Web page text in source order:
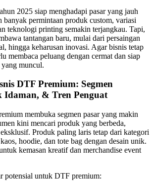
2025 siap menghadapi pasar yang jauh
banyak permintaan produk custom, variasi
teknologi printing semakin terjangkau. Tapi,
tantangan baru, mulai dari persaingan
hingga keharusan inovasi. Agar bisnis tetap
membaca peluang dengan cermat dan siap
yang muncul.
DTF Premium: Segmen
Idaman, & Tren Penguat
membuka segmen pasar yang makin
kini mencari produk yang berbeda,
Produk paling laris tetap dari kategori
hoodie, dan tote bag dengan desain unik.
kemasan kreatif dan merchandise event
potensial untuk DTF premium: